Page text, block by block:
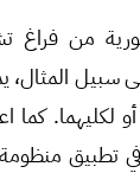
من فراغ
سبيل
أو
في تطبيق